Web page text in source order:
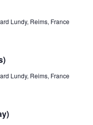
Lundy, Reims, France
Lundy, Reims, France